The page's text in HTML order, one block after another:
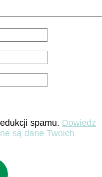
spamu. Dowiedz
są dane Twoich